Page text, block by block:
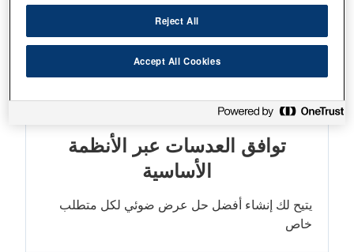
جهاز عرض ضوئي صغير وقوي بدقة 4K وبقوة
توافق العدسات عبر الأنظمة
الأساسية
يتيح لك إنشاء أفضل حل عرض ضوئي لكل متطلب
خاص
Reject All
Accept All Cookies